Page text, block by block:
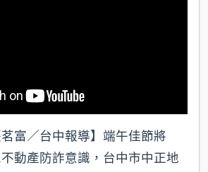
茗富／台中報導】端午佳節將
動產防詐意識，台中市中正地